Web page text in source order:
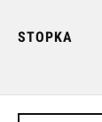
STOPKA